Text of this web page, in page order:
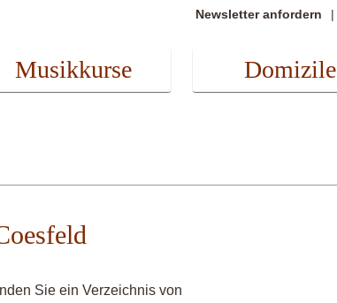
Newsletter anfordern
Musikkurse Domizile
Sie ein Verzeichnis von